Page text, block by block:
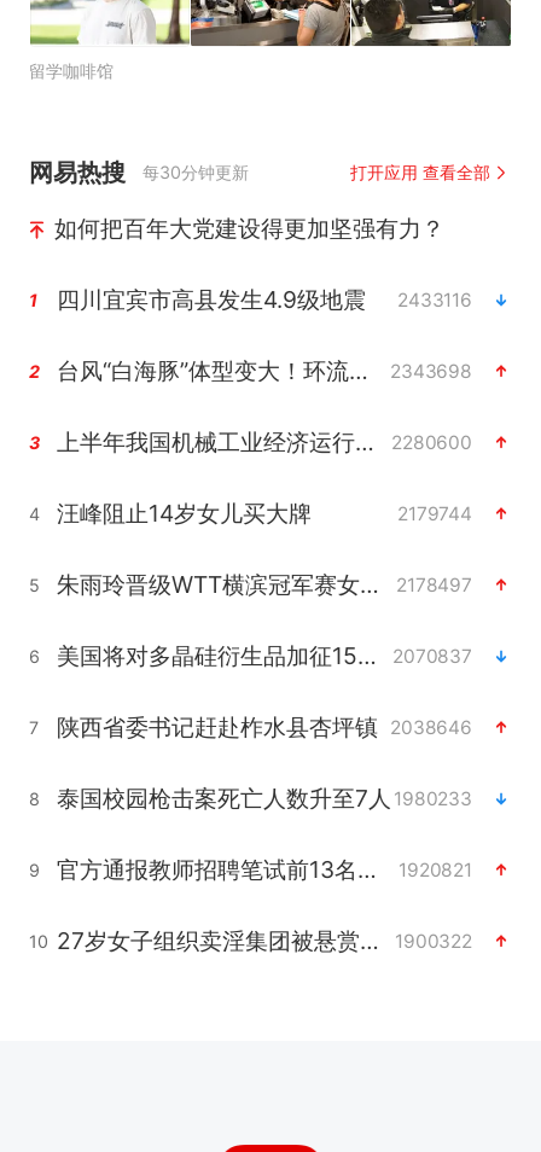
留学咖啡馆
网易热搜 每30分钟更新 打开应用 查看全部
如何把百年大党建设得更加坚强有力？
1 四川宜宾市高县发生4.9级地震 2433116
2 台风“白海豚”体型变大！环流面积接近13个浙江那么大 2343698
3 上半年我国机械工业经济运行稳中有进 2280600
4 汪峰阻止14岁女儿买大牌 2179744
5 朱雨玲晋级WTT横滨冠军赛女单八强 2178497
6 美国将对多晶硅衍生品加征15%关税 2070837
7 陕西省委书记赶赴柞水县杏坪镇 2038646
8 泰国校园枪击案死亡人数升至7人 1980233
9 官方通报教师招聘笔试前13名被淘汰 1920821
10 27岁女子组织卖淫集团被悬赏通缉 1900322